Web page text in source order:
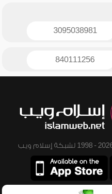
3095038981
840111256